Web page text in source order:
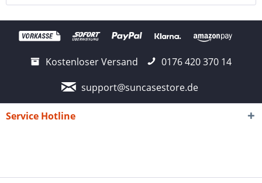
Kostenloser Versand
0176 420 370 14
support@suncasestore.de
Service Hotline